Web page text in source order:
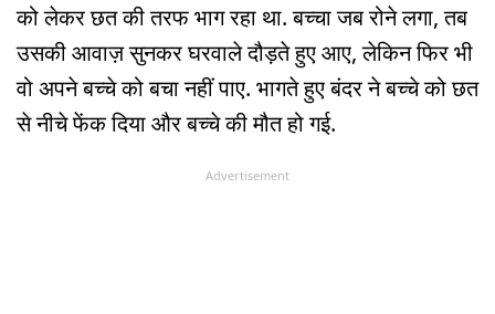
को लेकर छत की तरफ भाग रहा था. बच्चा जब रोने लगा, तब
उसकी आवाज़ सुनकर घरवाले दौड़ते हुए आए, लेकिन फिर भी
वो अपने बच्चे को बचा नहीं पाए. भागते हुए बंदर ने बच्चे को छत
से नीचे फेंक दिया और बच्चे की मौत हो गई.
Advertisement